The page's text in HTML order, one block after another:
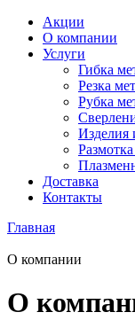
Акции
О компании
Услуги
Гибка
Резка
Рубка
Изделия
Доставка
Контакты
Главная
О компании
О